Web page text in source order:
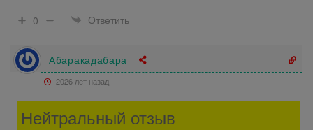
0
Ответить
Абаракадабара
2026 лет назад
Нейтральный отзыв